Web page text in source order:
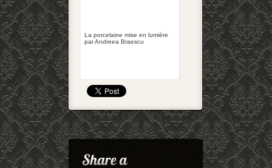
La porcelaine mise en lumière
par Andreea Braescu